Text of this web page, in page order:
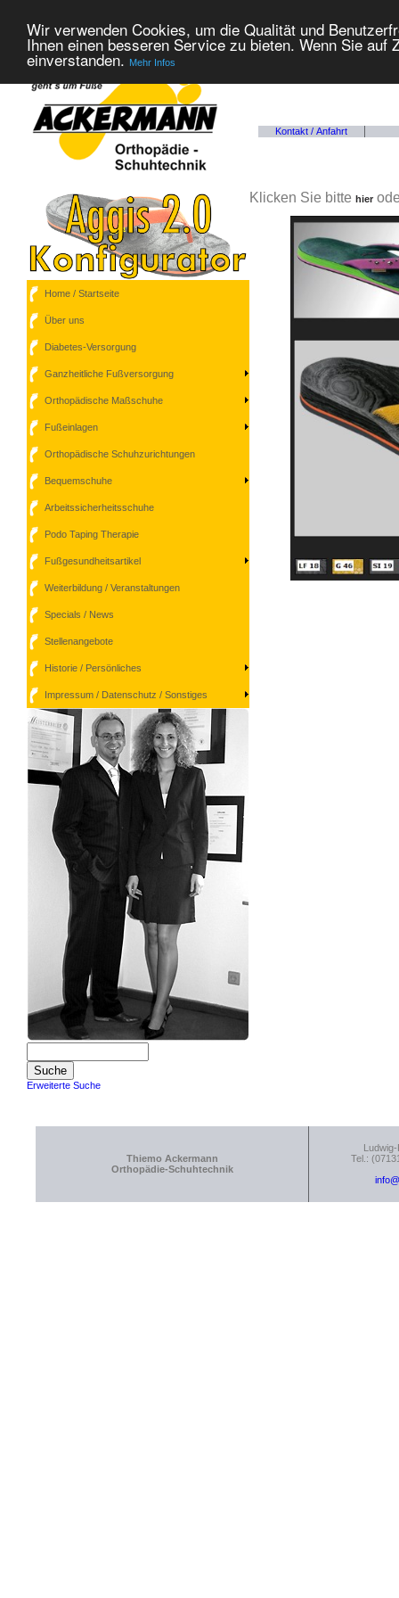
Wir verwenden Cookies, um die Qualität und
Ihnen einen besseren Service zu bieten. Wenn Sie
einverstanden. Mehr Infos
Kontakt / Anfahrt
Home / Startseite
Über uns
Diabetes-Versorgung
Ganzheitliche Fußversorgung
Orthopädische Maßschuhe
Fußeinlagen
Orthopädische Schuhzurichtungen
Bequemschuhe
Arbeitssicherheitsschuhe
Podo Taping Therapie
Fußgesundheitsartikel
Weiterbildung / Veranstaltungen
Specials / News
Stellenangebote
Historie / Persönliches
Impressum / Datenschutz / Sonstiges
Erweiterte Suche
Klicken Sie bitte hier
Thiemo Ackermann
Orthopädie-Schuhtechnik
Tel.: